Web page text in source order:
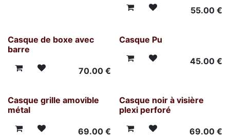
55.00€
Casque de boxe avec
barre
70.00€
Casque Pu
45.00€
Casque grille amovible
métal
69.00€
Casque noir à visière
plexi perforé
69.00€